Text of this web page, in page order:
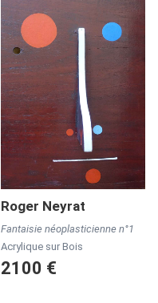
Roger Neyrat
Fantaisie néoplasticienne n°1
Acrylique sur Bois
2100 €